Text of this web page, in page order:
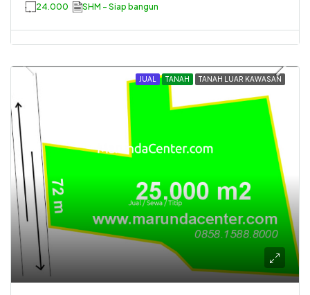
24.000 SHM - Siap bangun
JUAL TANAH TANAH LUAR KAWASAN